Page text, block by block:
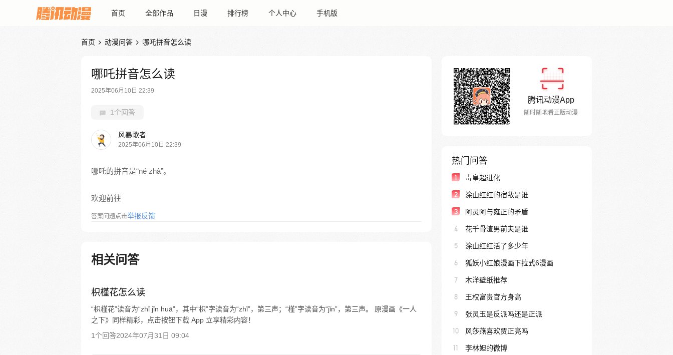
首页 全部作品 日漫 排行榜 个人中心 手机版
首页  动漫问答  哪吒拼音怎么读
哪吒拼音怎么读
2025年06月10日 22:39
1个回答
风暴歌者
2025年06月10日 22:39
哪吒的拼音是“né zhà”。
欢迎前往
答案问题点击举报反馈
相关问答
枳槿花怎么读
“枳槿花”读音为“zhǐ jǐn huā”，其中“枳”字读音为“zhǐ”，第三声；“槿”字读音为“jǐn”，第三声。 原漫画《一人
之下》同样精彩，点击按钮下载 App 立享精彩内容！
1个回答2024年07月31日 09:04
腾讯动漫App
随时随地看正版动漫
热门问答
1 毒皇超进化
2 涂山红红的宿敌是谁
3 阿灵阿与雍正的矛盾
4 花千骨渣男前夫是谁
5 涂山红红活了多少年
6 狐妖小红娘漫画下拉式6漫画
7 木洋壁纸推荐
8 王权富贵官方身高
9 张灵玉是反派吗还是正派
10 风莎燕喜欢贾正亮吗
11 李林妲的微博